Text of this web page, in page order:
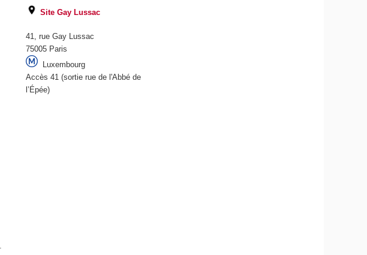
Site Gay Lussac
41, rue Gay Lussac
75005 Paris
Luxembourg
Accès 41 (sortie rue de l'Abbé de
l’Épée)